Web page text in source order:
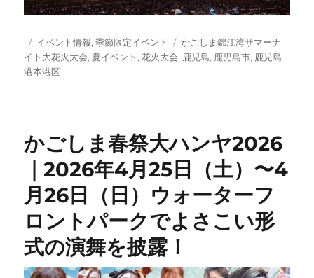
投
稿
日:
カ
テ
ゴ
イベント情報,季節限定イベント
タ
グ
かごしま錦江湾サマーナ
イト大花火大会, 夏イベント ,花火大会, 鹿児島, 鹿児島市, 鹿児島
港本港区
かごしま春祭大ハンヤ2026
｜2026年4月25日（土）〜4
月26日（日）ウォーターフ
ロントパークでよさこい形
式の演舞を披露！